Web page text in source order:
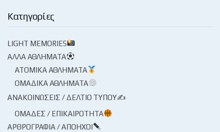
Κατηγορίες
LIGHT MEMORIES
ΆΛΛΑ ΑΘΛΉΜΑΤΑ
ΑΤΟΜΙΚΆ ΑΘΛΉΜΑΤΑ
ΟΜΑΔΙΚΆ ΑΘΛΉΜΑΤΑ
ΑΝΑΚΟΙΝΏΣΕΙΣ / ΔΕΛΤΊΟ ΤΎΠΟΥ✍
ΟΜΆΔΕΣ / ΕΠΙΚΑΙΡΌΤΗΤΑ
ΑΡΘΡΟΓΡΑΦΊΑ / ΑΠΌΗΧΟΙ